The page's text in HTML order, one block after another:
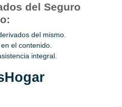
del Seguro
del mismo.
el contenido.
integral.